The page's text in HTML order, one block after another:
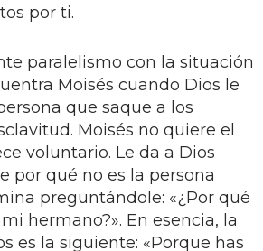
por ti.
paralelismo con la situación
Moisés cuando Dios le
que saque a los
Moisés no quiere el
voluntario. Le da a Dios
por qué no es la persona
preguntándole: «¿Por qué
hermano?». En esencia, la
es la siguiente: «Porque has